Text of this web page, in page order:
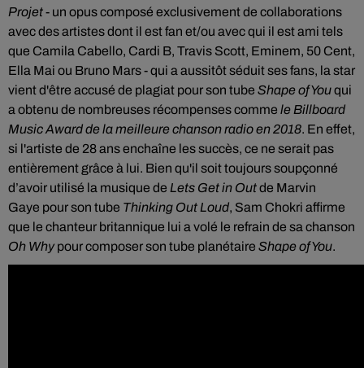
Projet- un opus composé exclusivement de collaborations
avec des artistes dont il est fan et/ou avec qui il est ami tels
que Camila Cabello, Cardi B, Travis Scott, Eminem, 50 Cent,
Ella Mai ou Bruno Mars - qui a aussitôt séduit ses fans, la star
vient d'être accusé de plagiat pour son tube Shape of Youqui
a obtenu de nombreuses récompenses comme le Billboard
Music Award de la meilleure chanson radio en 2018. En effet,
si l'artiste de 28 ans enchaîne les succès, ce ne serait pas
entièrement grâce à lui. Bien qu'il soit toujours soupçonné
d’avoir utilisé la musique de Lets Get in Outde Marvin
Gaye pour son tube Thinking Out Loud, Sam Chokri affirme
que le chanteur britannique lui a volé le refrain de sa chanson
Oh Whypour composer son tube planétaire Shape of You.